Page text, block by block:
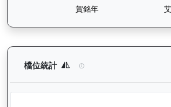
檔位統計 運來伍寶（J153）—